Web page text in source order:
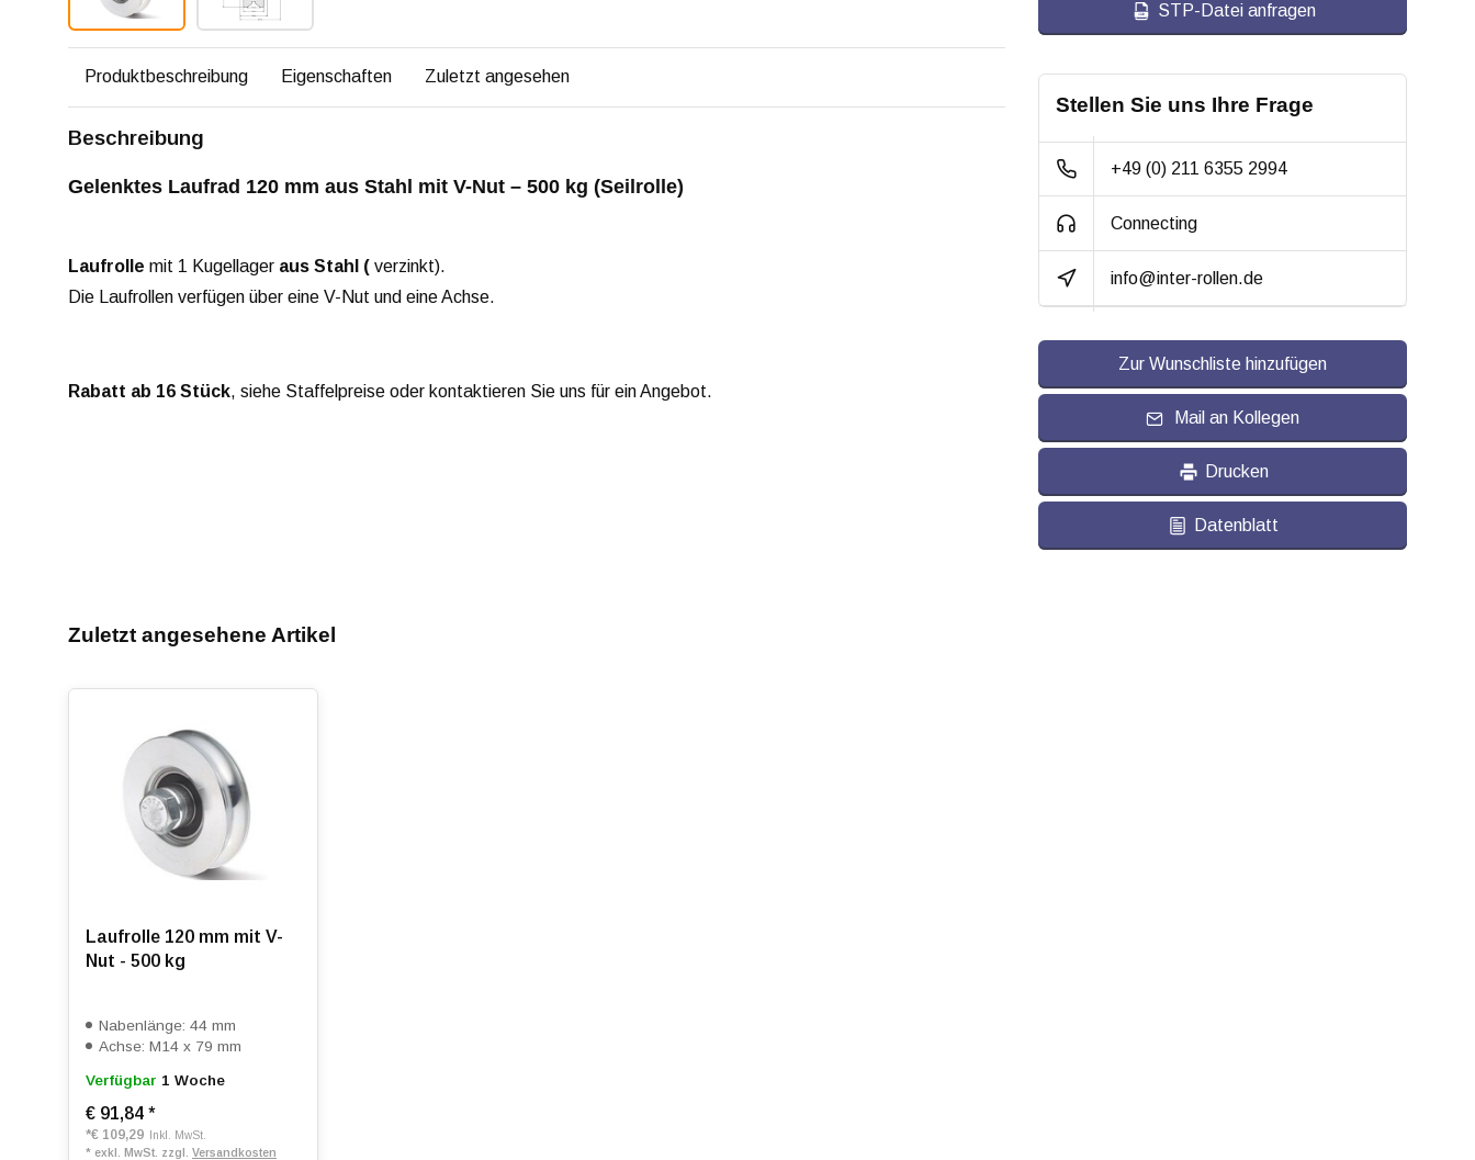
Produktbeschreibung Eigenschaften Zuletzt angesehen
Beschreibung
Gelenktes Laufrad 120 mm aus Stahl mit V-Nut – 500 kg (Seilrolle)
Laufrolle mit 1 Kugellager aus Stahl ( verzinkt).
Die Laufrollen verfügen über eine V-Nut und eine Achse.
Rabatt ab 16 Stück, siehe Staffelpreise oder kontaktieren Sie uns für ein Angebot.
Typ der Rille: V-Nut
STP-Datei anfragen
Stellen Sie uns Ihre Frage
+49 (0) 211 6355 2994
Connecting
info@inter-rollen.de
Zur Wunschliste hinzufügen
Mail an Kollegen
Drucken
Datenblatt
Zuletzt angesehene Artikel
Laufrolle 120 mm mit V-
Nut - 500 kg
Nabenlänge: 44 mm
Achse: M14 x 79 mm
Verfügbar 1 Woche
€ 91,84 *
*€ 109,29
Inkl. MwSt.
* exkl. MwSt. zzgl. Versandkosten